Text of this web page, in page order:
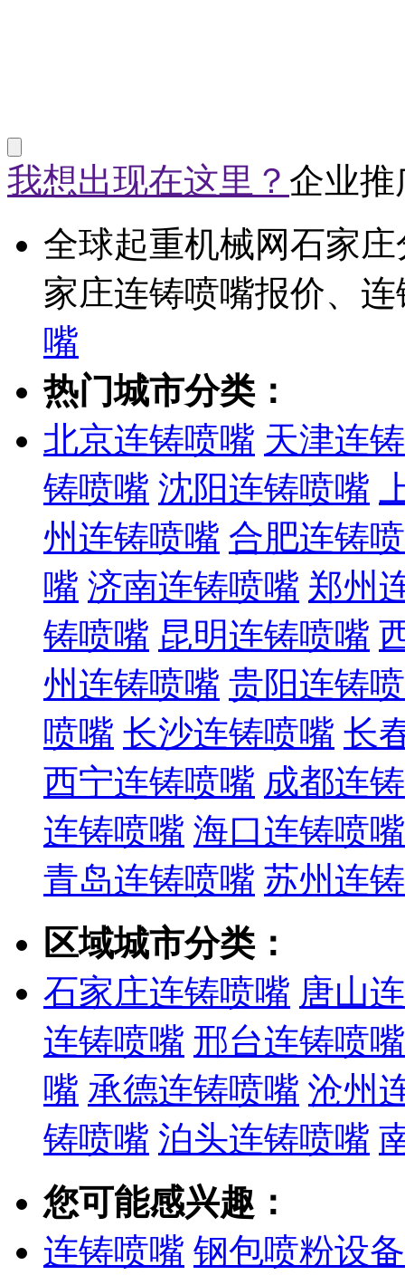
我想出现在这里？ 企业推
全球起重机械网石家
家庄连铸喷嘴报价、
嘴
热门城市分类：
北京连铸喷嘴 天津连
铸喷嘴 沈阳连铸喷嘴
州连铸喷嘴 合肥连铸
嘴 济南连铸喷嘴 郑州
铸喷嘴 昆明连铸喷嘴
州连铸喷嘴 贵阳连铸
喷嘴 长沙连铸喷嘴 长
西宁连铸喷嘴 成都连
连铸喷嘴 海口连铸喷嘴
青岛连铸喷嘴 苏州连
区域城市分类：
石家庄连铸喷嘴 唐山
连铸喷嘴 邢台连铸喷嘴
嘴 承德连铸喷嘴 沧州
铸喷嘴 泊头连铸喷嘴
您可能感兴趣：
连铸喷嘴 钢包喷粉设备